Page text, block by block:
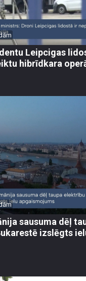
Leipcigas
hibrīdkara
sausuma dēļ
izslēgts